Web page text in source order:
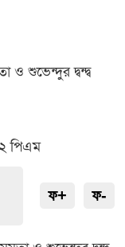
শুভেন্দুর দ্বন্দ্ব
পিএম
ফ+ ফ-